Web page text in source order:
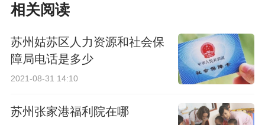
相关阅读
苏州姑苏区人力资源和社会保
障局电话是多少
2021-08-31 14:10
苏州张家港福利院在哪